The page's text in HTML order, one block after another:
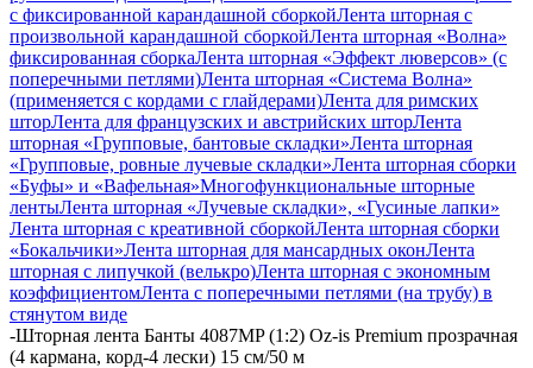
с фиксированной карандашной сборкойЛента шторная с
произвольной карандашной сборкойЛента шторная «Волна»
фиксированная сборкаЛента шторная «Эффект люверсов» (с
поперечными петлями)Лента шторная «Система Волна»
(применяется с кордами с глайдерами)Лента для римских
шторЛента для французских и австрийских шторЛента
шторная «Групповые, бантовые складки»Лента шторная
«Групповые, ровные лучевые складки»Лента шторная сборки
«Буфы» и «Вафельная»Многофункциональные шторные
лентыЛента шторная «Лучевые складки», «Гусиные лапки»
Лента шторная с креативной сборкойЛента шторная сборки
«Бокальчики»Лента шторная для мансардных оконЛента
шторная с липучкой (велькро)Лента шторная с экономным
коэффициентомЛента с поперечными петлями (на трубу) в
стянутом виде
-Шторная лента Банты 4087MP (1:2) Oz-is Premium прозрачная
(4 кармана, корд-4 лески) 15 см/50 м